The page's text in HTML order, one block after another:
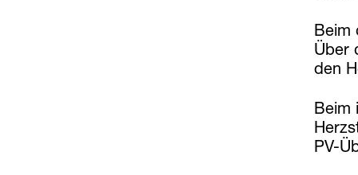
Beim
Über
den
Beim
PV-